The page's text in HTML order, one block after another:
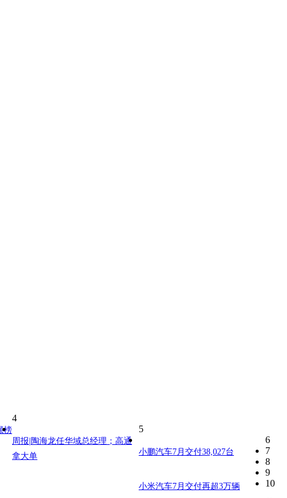
4
榜
5
周报|陶海龙任华域总经理；高通
拿大单
6
小鹏汽车7月交付38,027台 7
小米汽车7月交付再超3万辆
8
9
10